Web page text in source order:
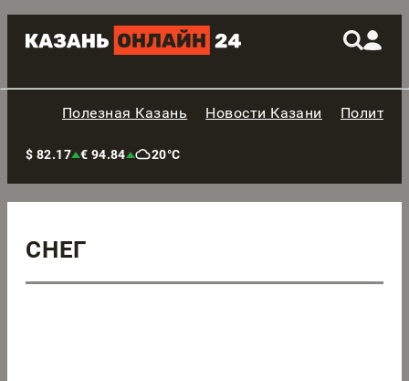
Полезная Казань Новости Казани
$ 82.17 € 94.84 20°C
СНЕГ